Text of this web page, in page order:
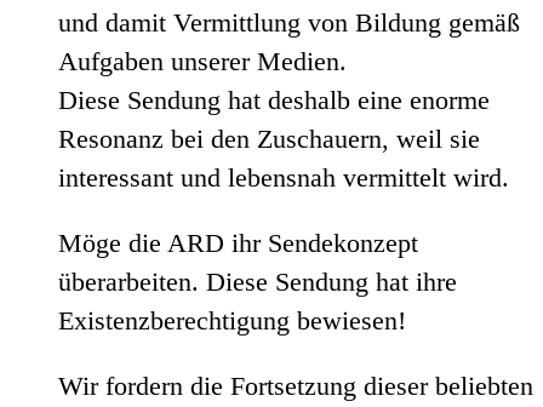
und damit Vermittlung von Bildung gemäß
Aufgaben unserer Medien.
Diese Sendung hat deshalb eine enorme
Resonanz bei den Zuschauern, weil sie
interessant und lebensnah vermittelt wird.
Möge die ARD ihr Sendekonzept
überarbeiten. Diese Sendung hat ihre
Existenzberechtigung bewiesen!
Wir fordern die Fortsetzung dieser beliebten